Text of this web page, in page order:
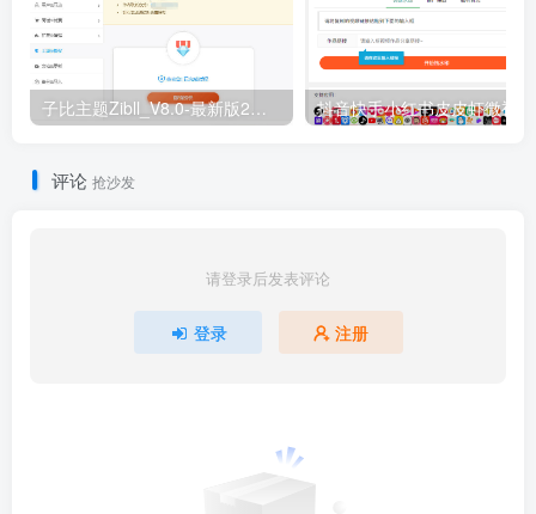
子比主题Zibll_V8.0-最新版2种授权教程（附源码）
评论 抢沙发
请登录后发表评论
登录 注册